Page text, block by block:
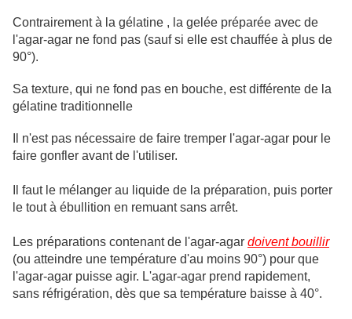
Contrairement à la gélatine , la gelée préparée avec de
l'agar-agar ne fond pas (sauf si elle est chauffée à plus de
90°).
Sa texture, qui ne fond pas en bouche, est différente de la
gélatine traditionnelle
Il n'est pas nécessaire de faire tremper l'agar-agar pour le
faire gonfler avant de l'utiliser.
Il faut le mélanger au liquide de la préparation, puis porter
le tout à ébullition en remuant sans arrêt.
Les préparations contenant de l'agar-agar doivent bouillir
(ou atteindre une température d'au moins 90°) pour que
l'agar-agar puisse agir. L'agar-agar prend rapidement,
sans réfrigération, dès que sa température baisse à 40°.